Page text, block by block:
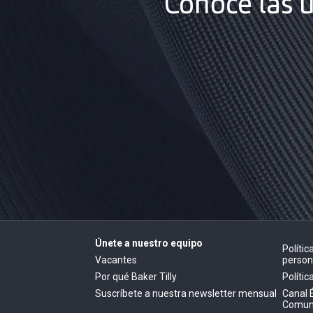
Únete a nuestro equipo
Vacantes
Por qué Baker Tilly
Suscríbete a nuestra newsletter mensual
Canal